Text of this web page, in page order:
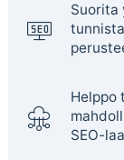
Suorita
Helppo
SEO-